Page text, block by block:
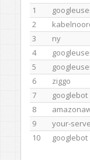
1
2
3
ny
4
5
6
ziggo
7
googlebot
8
9
your-
10
googlebot